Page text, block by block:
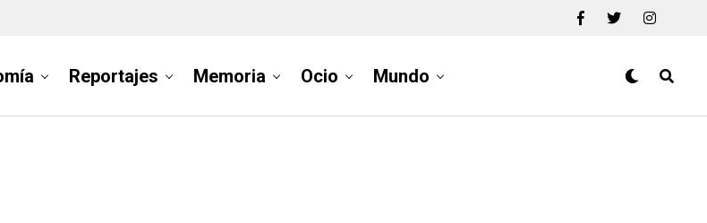
Reportajes Memoria Ocio Mundo